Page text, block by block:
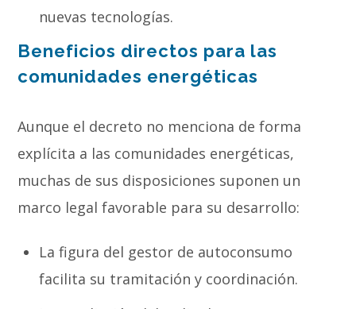
nuevas tecnologías.
Beneficios directos para las
comunidades energéticas
Aunque el decreto no menciona de forma
explícita a las comunidades energéticas,
muchas de sus disposiciones suponen un
marco legal favorable para su desarrollo:
La figura del gestor de autoconsumo
facilita su tramitación y coordinación.